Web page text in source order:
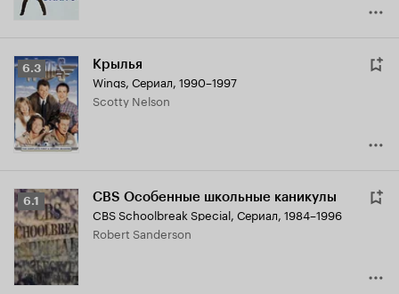
Рейтинг
Кинопоиска
6.3
6.3 Крылья
Wings, Сериал, 1990–1997
Scotty Nelson
Рейтинг
Кинопоиска
6.1
6.1 CBS Особенные школьные каникулы
CBS Schoolbreak Special, Сериал, 1984–1996
Robert Sanderson